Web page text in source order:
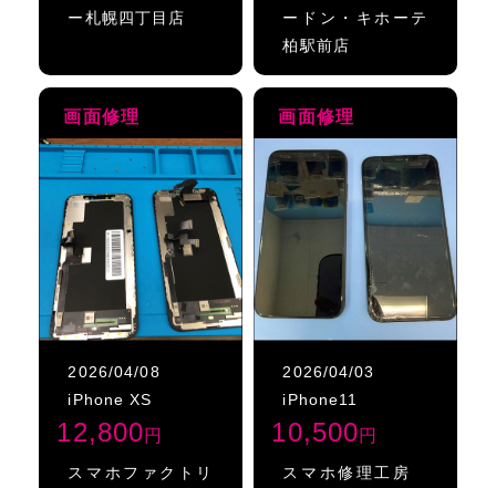
ー札幌四丁目店
ードン・キホーテ
柏駅前店
画面修理
2026/04/08
iPhone XS
12,800円
スマホファクトリ
画面修理
2026/04/03
iPhone11
10,500円
スマホ修理工房